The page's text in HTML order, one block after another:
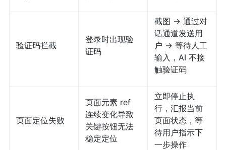
验证码拦截
登录时出现验
证码
截图 → 通过对
话通道发送用
户 → 等待人工
输入，AI 不接
触验证码
页面定位失败
页面元素 ref
连续变化导致
关键按钮无法
稳定定位
立即停止执
行，汇报当前
页面状态，等
待用户指示下
一步操作